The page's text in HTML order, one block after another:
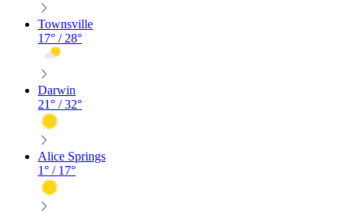
Townsville
17° / 28°
Darwin
21° /32°
Alice Springs
1° / 17°